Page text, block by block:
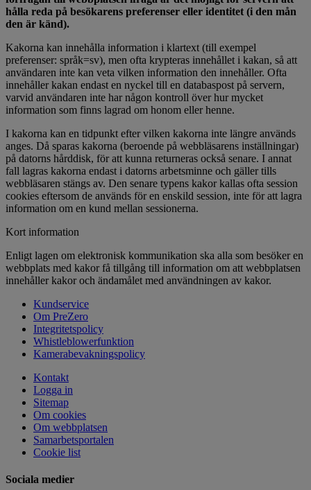
hålla reda på besökarens preferenser eller identitet (i den mån
den är känd).
Kakorna kan innehålla information i klartext (till exempel
preferenser: språk=sv), men ofta krypteras innehållet i kakan, så att
användaren inte kan veta vilken information den innehåller. Ofta
innehåller kakan endast en nyckel till en databaspost på servern,
varvid användaren inte har någon kontroll över hur mycket
information som finns lagrad om honom eller henne.
I kakorna kan en tidpunkt efter vilken kakorna inte längre används
anges. Då sparas kakorna (beroende på webbläsarens inställningar)
på datorns hårddisk, för att kunna returneras också senare. I annat
fall lagras kakorna endast i datorns arbetsminne och gäller tills
webbläsaren stängs av. Den senare typens kakor kallas ofta session
cookies eftersom de används för en enskild session, inte för att lagra
information om en kund mellan sessionerna.
Kort information
Enligt lagen om elektronisk kommunikation ska alla som besöker en
webbplats med kakor få tillgång till information om att webbplatsen
innehåller kakor och ändamålet med användningen av kakor.
Kundservice
Om PreZero
Integritetspolicy
Whistleblowerfunktion
Kamerabevakningspolicy
Kontakt
Logga in
Sitemap
Om cookies
Om webbplatsen
Samarbetsportalen
Cookie list
Sociala medier